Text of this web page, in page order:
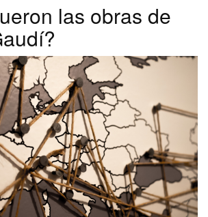
las obras de